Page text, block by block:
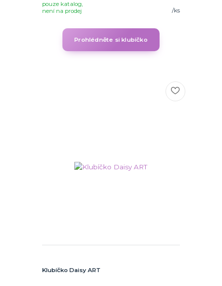
/ks
pouze katalog,
není na prodej
Prohlédněte si klubíčko
Klubíčko Daisy ART